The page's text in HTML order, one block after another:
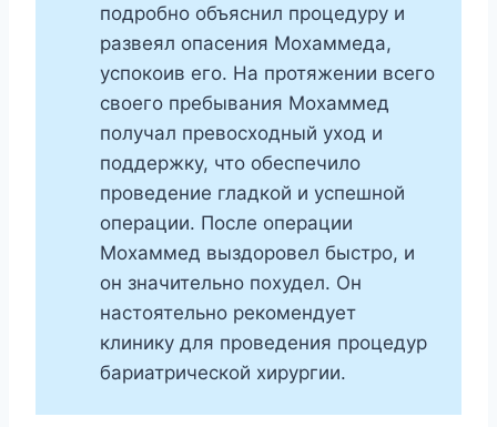
подробно объяснил процедуру и
развеял опасения Мохаммеда,
успокоив его. На протяжении всего
своего пребывания Мохаммед
получал превосходный уход и
поддержку, что обеспечило
проведение гладкой и успешной
операции. После операции
Мохаммед выздоровел быстро, и
он значительно похудел. Он
настоятельно рекомендует
клинику для проведения процедур
бариатрической хирургии.